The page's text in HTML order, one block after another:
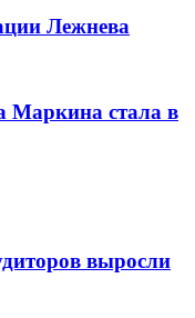
Лежнева
Маркина стала в
выросли